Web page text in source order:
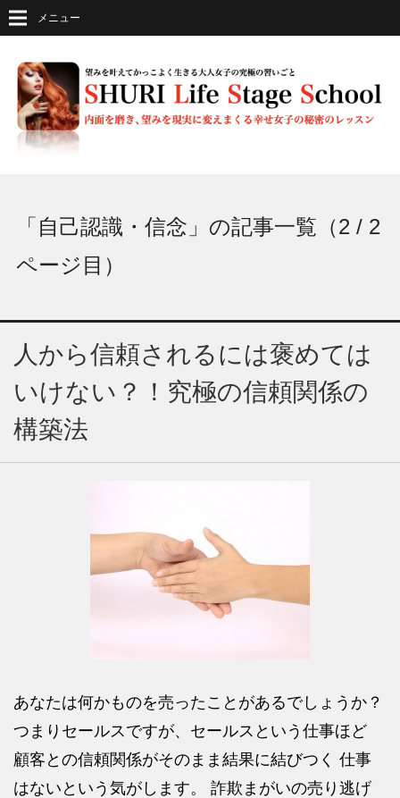
メニュー
「自己認識・信念」の記事一覧（2 / 2
ページ目）
人から信頼されるには褒めては
いけない？！究極の信頼関係の
構築法
あなたは何かものを売ったことがあるでしょうか？
つまりセールスですが、セールスという仕事ほど
顧客との信頼関係がそのまま結果に結びつく 仕事
はないという気がします。 詐欺まがいの売り逃げ